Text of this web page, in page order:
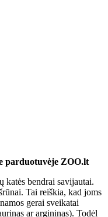
parduotuvėje ZOO.lt
katės bendrai savijautai.
Tai reiškia, kad joms
gerai sveikatai
ar argininas). Todėl